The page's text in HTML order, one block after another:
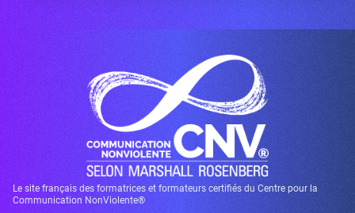
Le site français des formatrices et formateurs certifiés du Centre pour la
Communication NonViolente®